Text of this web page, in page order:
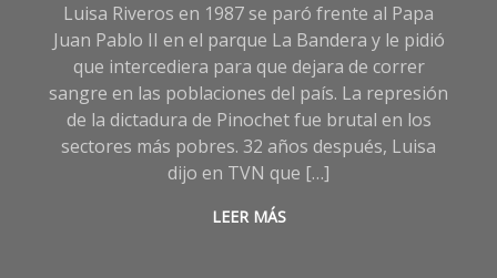
Luisa Riveros en 1987 se paró frente al Papa
Juan Pablo II en el parque La Bandera y le pidió
que intercediera para que dejara de correr
sangre en las poblaciones del país. La represión
de la dictadura de Pinochet fue brutal en los
sectores más pobres. 32 años después, Luisa
dijo en TVN que […]
LEER MÁS